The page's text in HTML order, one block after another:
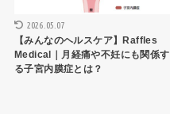
2026.05.07
【みんなのヘルスケア】Raffles
Medical｜月経痛や不妊にも関係す
る子宮内膜症とは？